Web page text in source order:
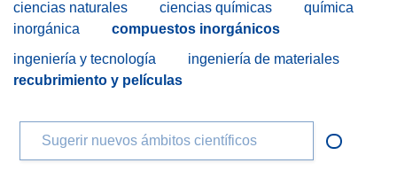
ciencias naturales ciencias químicas
química
inorgánica
compuestos inorgánicos
ingeniería y tecnología
ingeniería de materiales
recubrimiento y películas
Sugerir nuevos ámbitos científicos